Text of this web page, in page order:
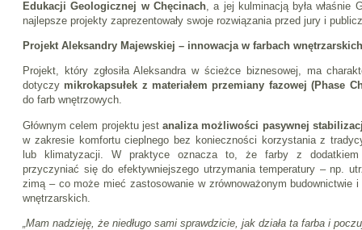
Edukacji Geologicznej w Chęcinach, a jej kulminacją była właśnie
najlepsze projekty zaprezentowały swoje rozwiązania przed jury i
Projekt Aleksandry Majewskiej – innowacja w farbach wnętrzarskich
Projekt, który zgłosiła Aleksandra w ścieżce biznesowej, ma
dotyczy mikrokapsułek z materiałem przemiany fazowej (Phase
do farb wnętrzowych.
Głównym celem projektu jestanaliza możliwości pasywnej
w zakresie komfortu cieplnego bez konieczności korzystania z
lub klimatyzacji. W praktyce oznacza to, że farby z dodatkiem
przyczyniać się do efektywniejszego utrzymania temperatury – np.
zimą – co może mieć zastosowanie w zrównoważonym budownictwie
wnętrzarskich.
„Mam nadzieję, że niedługo sami sprawdzicie, jak działa ta farba i